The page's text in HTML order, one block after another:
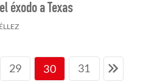
éxodo a Texas
29 30 31